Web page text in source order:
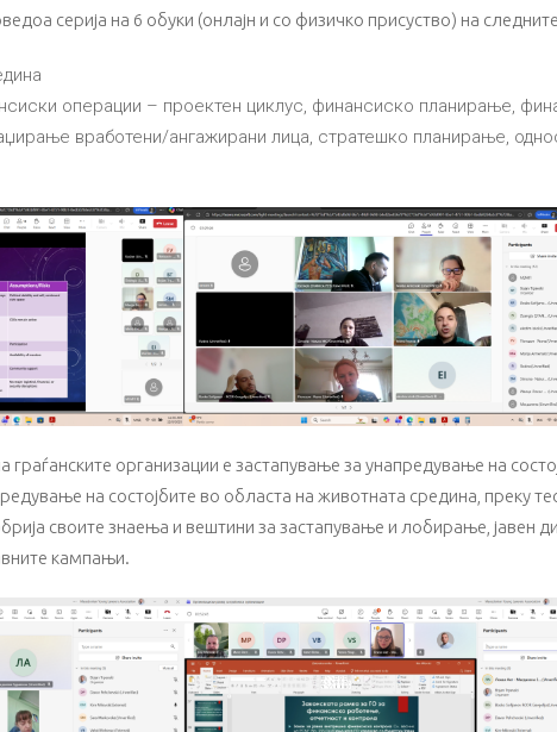
серија на 6 обуки (онлајн и со физичко присуство) на
операции – проектен циклус, финансиско планирање,
вработени/ангажирани лица, стратешко планирање,
организации е застапување за унапредување на
на состојбите во областа на животната средина, преку
своите знаења и вештини за застапување и лобирање, јавен
кампањи.